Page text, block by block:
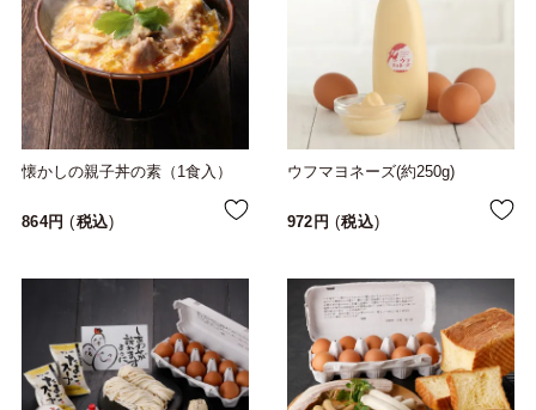
懐かしの親子丼の素（1食入）
864 税込
ウフマヨネーズ(約250g)
972 税込